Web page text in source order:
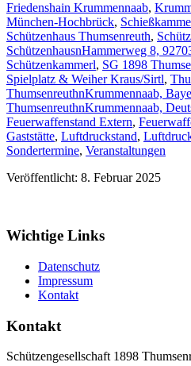
Friedenshain Krummennaab,
München-Hochbrück,
Schützenhaus Thumsenreuth,
SchützenhausnHammerweg 8,
Schützenkammerl, SG 1898
Spielplatz & Weiher Kraus/Sirtl,
ThumsenreuthnKrummennaab,
ThumsenreuthnKrummennaab,
Feuerwaffenstand Extern,
Gaststätte, Luftdruckstand,
Sondertermine, Veranstaltungen
Veröffentlicht: 8. Februar 2025
Wichtige Links
Datenschutz
Impressum
Kontakt
Kontakt
Schützengesellschaft 1898